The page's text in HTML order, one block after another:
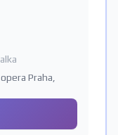
Praha,